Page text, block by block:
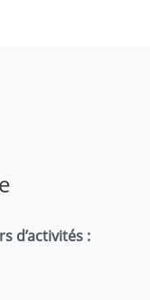
d’activités :